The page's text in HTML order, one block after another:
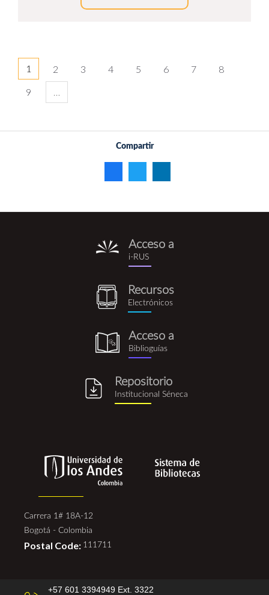
1 2 3 4 5 6 7
8
9
Compartir
i-
rus.png
Acceso a
i-RUS
recursos_electronicos.png
Recursos
Electrónicos
biblioguia.png
Acceso a
Biblioguías
Repositorio
Institucional Séneca
Carrera 1# 18A-12
Bogotá - Colombia
Postal Code: 111711
+57 601 3394949 Ext. 3322